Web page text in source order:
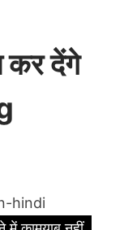
कर देंगे